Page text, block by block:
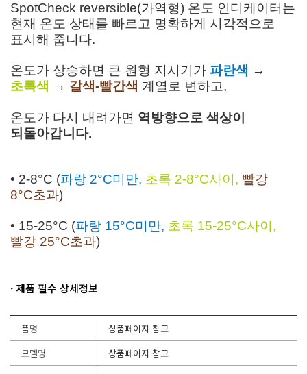
SpotCheck reversible(가역형) 온도 인디케이터는
현재 온도 상태를 빠르고 명확하게 시각적으로
표시해 줍니다.
온도가 상승하면 큰 원형 지시기가 파란색 →
초록색 → 갈색-빨간색 계열로 변하고,
온도가 다시 내려가면 역방향으로 색상이
되돌아갑니다.
• 2-8°C (파랑 2°C미만, 초록 2-8°C사이, 빨강
8°C초과)
• 15-25°C (파랑 15°C미만, 초록 15-25°C사이,
빨강 25°C초과)
· 제품 필수 상세정보
품명
상품페이지 참고
모델명
상품페이지 참고